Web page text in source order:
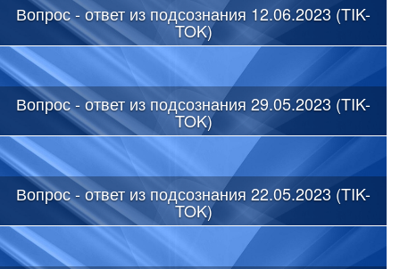
Вопрос - ответ из подсознания 12.06.2023 (TIK-
TOK)
Вопрос - ответ из подсознания 29.05.2023 (TIK-
TOK)
Вопрос - ответ из подсознания 22.05.2023 (TIK-
TOK)